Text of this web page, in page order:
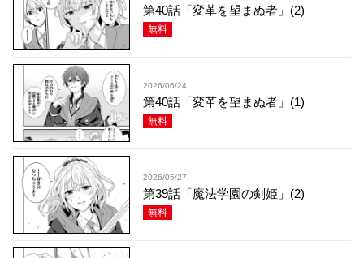
第40話「変革を望まぬ者」(2)
無料
2026/06/24
第40話「変革を望まぬ者」(1)
無料
2026/05/27
第39話「魔法学園の剣姫」(2)
無料